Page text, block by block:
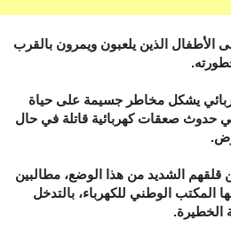
الذين يلعبون ويمرون بالقرب
يشكل مخاطر جسيمة على حياة
حدوث صعقات كهربائية قاتلة في حال
قلقهم الشديد من هذا الوضع، مطالبين
المكتب الوطني للكهرباء، بالتدخل
الخطيرة.